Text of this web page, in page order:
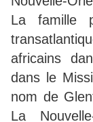
La famille
africains
dans le
nom de
La